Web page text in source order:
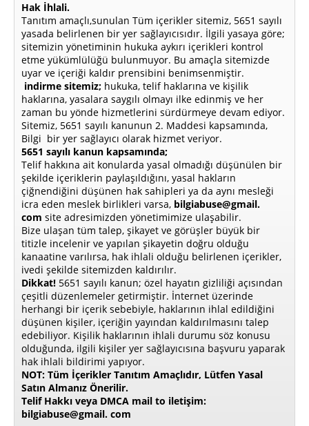
Hak İhlali.
Tanıtım amaçlı,sunulan Tüm içerikler sitemiz, 5651 sayılı
yasada belirlenen bir yer sağlayıcısıdır. İlgili yasaya göre;
sitemizin yönetiminin hukuka aykırı içerikleri kontrol
etme yükümlülüğü bulunmuyor. Bu amaçla sitemizde
uyar ve içeriği kaldır prensibini benimsenmiştir.
indirme sitemiz; hukuka, telif haklarına ve kişilik
haklarına, yasalara saygılı olmayı ilke edinmiş ve her
zaman bu yönde hizmetlerini sürdürmeye devam ediyor.
Sitemiz, 5651 sayılı kanunun 2. Maddesi kapsamında,
Bilgi bir yer sağlayıcı olarak hizmet veriyor.
5651 sayılı kanun kapsamında;
Telif hakkına ait konularda yasal olmadığı düşünülen bir
şekilde içeriklerin paylaşıldığını, yasal hakların
çiğnendiğini düşünen hak sahipleri ya da aynı mesleği
icra eden meslek birlikleri varsa, bilgiabuse@gmail.
com site adresimizden yönetimimize ulaşabilir.
Bize ulaşan tüm talep, şikayet ve görüşler büyük bir
titizle incelenir ve yapılan şikayetin doğru olduğu
kanaatine varılırsa, hak ihlali olduğu belirlenen içerikler,
ivedi şekilde sitemizden kaldırılır.
Dikkat! 5651 sayılı kanun; özel hayatın gizliliği açısından
çeşitli düzenlemeler getirmiştir. İnternet üzerinde
herhangi bir içerik sebebiyle, haklarının ihlal edildiğini
düşünen kişiler, içeriğin yayından kaldırılmasını talep
edebiliyor. Kişilik haklarının ihlali durumu söz konusu
olduğunda, ilgili kişiler yer sağlayıcısına başvuru yaparak
hak ihlali bildirimi yapıyor.
NOT: Tüm İçerikler Tanıtım Amaçlıdır, Lütfen Yasal
Satın Almanız Önerilir.
Telif Hakkı veya DMCA mail to iletişim:
bilgiabuse@gmail. com